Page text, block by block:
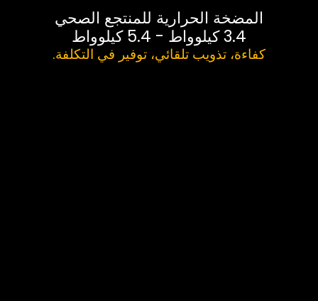
المضخة الحرارية للمنتجع الصحي
3.4 كيلوواط - 5.4 كيلوواط
كفاءة، تذويب تلقائي، توفير في التكلفة.